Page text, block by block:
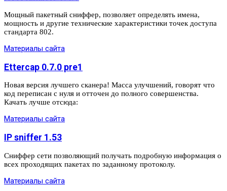
Мощный пакетный сниффер, позволяет определять имена,
мощность и другие технические характеристики точек доступа
стандарта 802.
Материалы сайта
Ettercap 0.7.0 pre1
Новая версия лучшего сканера! Масса улучшений, говорят что
код переписан с нуля и отточен до полного совершенства.
Качать лучше отсюда:
Материалы сайта
IP sniffer 1.53
Сниффер сети позволяющий получать подробную информация о
всех проходящих пакетах по заданному протоколу.
Материалы сайта